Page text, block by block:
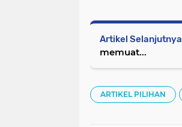
Artikel Selanjutnya
memuat...
ARTIKEL PILIHAN